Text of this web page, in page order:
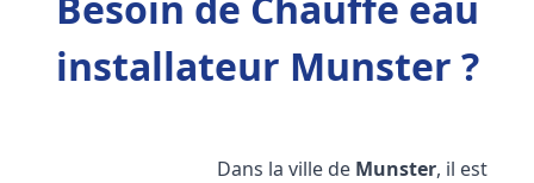
installateur Munster ?
Dans la ville de Munster, il est